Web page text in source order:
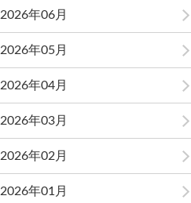
2026年06月
2026年05月
2026年04月
2026年03月
2026年02月
2026年01月